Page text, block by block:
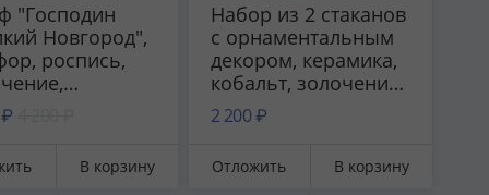
"Господин
Новгород",
роспись,
завод
В корзину
Набор из 2 стаканов
с орнаментальным
декором, керамика,
кобальт, золочение,
деколь, Бронницкий
завод фарфоровых
«Возрождение»,
2 200 ₽
Отложить В корзину